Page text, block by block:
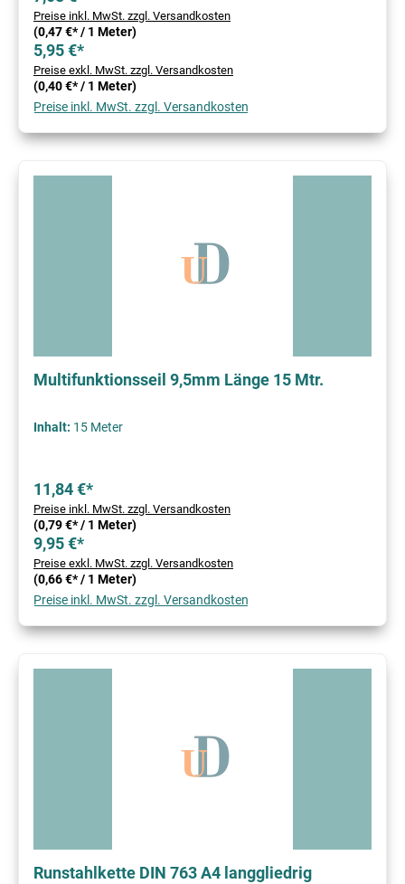
Preise inkl. MwSt. zzgl. Versandkosten
(0,47 €* / 1 Meter)
5,95 €*
Preise exkl. MwSt. zzgl. Versandkosten
(0,40 €* / 1 Meter)
Preise inkl. MwSt. zzgl. Versandkosten
Multifunktionsseil 9,5mm Länge 15 Mtr.
Inhalt: 15 Meter
11,84 €*
Preise inkl. MwSt. zzgl. Versandkosten
(0,79 €* / 1 Meter)
9,95 €*
Preise exkl. MwSt. zzgl. Versandkosten
(0,66 €* / 1 Meter)
Preise inkl. MwSt. zzgl. Versandkosten
Runstahlkette DIN 763 A4 langgliedrig